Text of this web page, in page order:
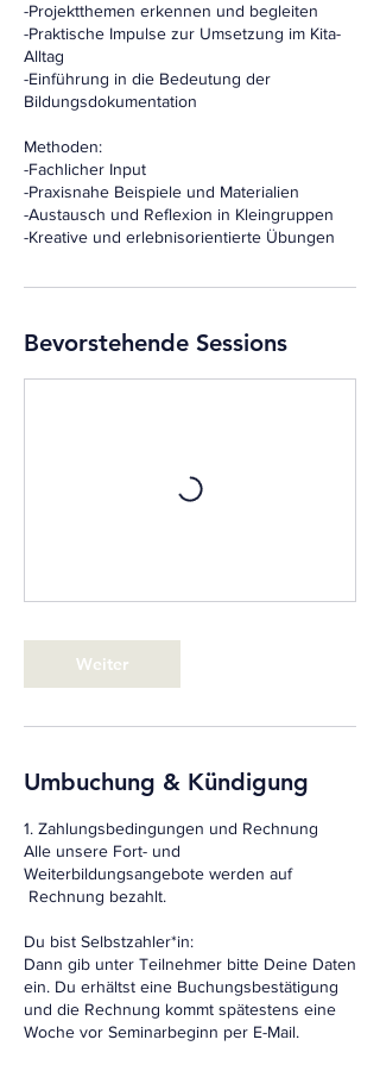
-Projektthemen erkennen und begleiten
-Praktische Impulse zur Umsetzung im Kita-
Alltag
-Einführung in die Bedeutung der
Bildungsdokumentation
Methoden:
-Fachlicher Input
-Praxisnahe Beispiele und Materialien
-Austausch und Reflexion in Kleingruppen
-Kreative und erlebnisorientierte Übungen
Bevorstehende Sessions
Weiter
Umbuchung & Kündigung
1. Zahlungsbedingungen und Rechnung
Alle unsere Fort- und
Weiterbildungsangebote werden auf
Rechnung bezahlt.
Du bist Selbstzahler*in:
Dann gib unter Teilnehmer bitte Deine Daten
ein. Du erhältst eine Buchungsbestätigung
und die Rechnung kommt spätestens eine
Woche vor Seminarbeginn per E-Mail.